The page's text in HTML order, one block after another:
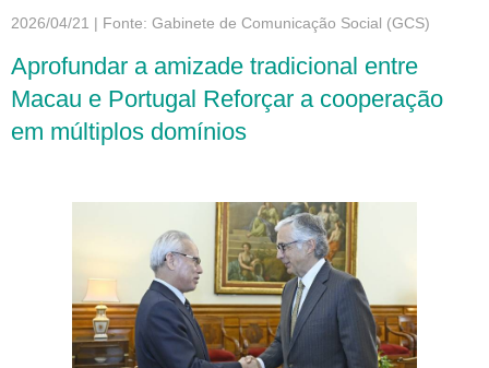
2026/04/21 | Fonte: Gabinete de Comunicação Social (GCS)
Aprofundar a amizade tradicional entre
Macau e Portugal Reforçar a cooperação
em múltiplos domínios